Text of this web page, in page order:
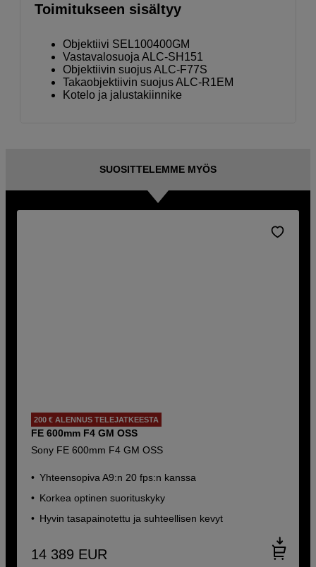
Toimitukseen sisältyy
Objektiivi SEL100400GM
Vastavalosuoja ALC-SH151
Objektiivin suojus ALC-F77S
Takaobjektiivin suojus ALC-R1EM
Kotelo ja jalustakiinnike
SUOSITTELEMME MYÖS
200 € ALENNUS TELEJATKEESTA
FE 600mm F4 GM OSS
Sony FE 600mm F4 GM OSS
Yhteensopiva A9:n 20 fps:n kanssa
Korkea optinen suorituskyky
Hyvin tasapainotettu ja suhteellisen kevyt
14 389 EUR